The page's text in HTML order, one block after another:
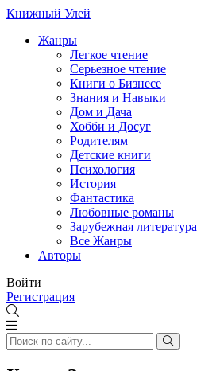
Книжный Улей
Жанры
Легкое чтение
Серьезное чтение
Книги о Бизнесе
Знания и Навыки
Дом и Дача
Хобби и Досуг
Родителям
Детские книги
Психология
История
Фантастика
Любовные романы
Зарубежная литература
Все Жанры
Авторы
Войти
Регистрация